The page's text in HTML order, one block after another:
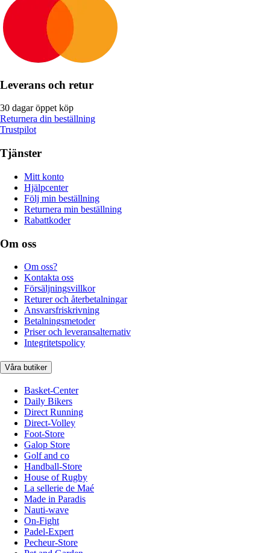
Leverans och retur
30 dagar öppet köp
Returnera din beställning
Trustpilot
Tjänster
Mitt konto
Hjälpcenter
Följ min beställning
Returnera min beställning
Rabattkoder
Om oss
Om oss?
Kontakta oss
Försäljningsvillkor
Returer och återbetalningar
Ansvarsfriskrivning
Betalningsmetoder
Priser och leveransalternativ
Integritetspolicy
Våra butiker
Basket-Center
Daily Bikers
Direct Running
Direct-Volley
Foot-Store
Galop Store
Golf and co
Handball-Store
House of Rugby
La sellerie de Maé
Made in Paradis
Nauti-wave
On-Fight
Padel-Expert
Pecheur-Store